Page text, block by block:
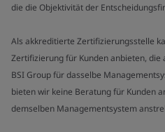
die die Objektivität der
Als akkreditierte Zertifizierungsstelle
Zertifizierung für Kunden anbieten, die
BSI Group für dasselbe
bieten wir keine Beratung für Kunden
demselben Managementsystem